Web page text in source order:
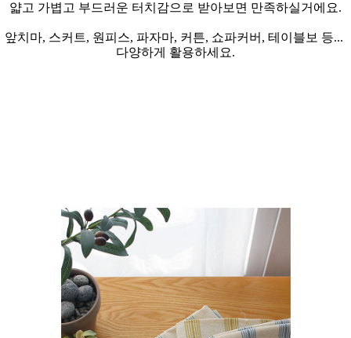
얇고 가볍고 부드러운 터치감으로 받아보면 만족하실거에요.
앞치마, 스커트, 원피스, 파자마, 커튼, 쇼파커버, 테이블보 등...
다양하게 활용하세요.